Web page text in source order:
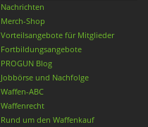
Nachrichten
Merch-Shop
Vorteilsangebote für Mitglieder
Fortbildungsangebote
PROGUN Blog
Jobbörse und Nachfolge
Waffen-ABC
Waffenrecht
Rund um den Waffenkauf